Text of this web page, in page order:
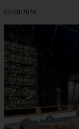
02/08/2026